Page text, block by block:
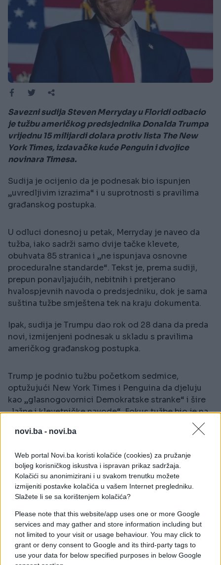
novi.ba - novi.ba
Web portal Novi.ba koristi kolačiće (cookies) za pružanje
boljeg korisničkog iskustva i ispravan prikaz sadržaja.
Kolačići su anonimizirani i u svakom trenutku možete
izmijeniti postavke kolačića u vašem Internet pregledniku.
Slažete li se sa korištenjem kolačića?
Please note that this website/app uses one or more Google
services and may gather and store information including but
not limited to your visit or usage behaviour. You may click to
grant or deny consent to Google and its third-party tags to
use your data for below specified purposes in below Google
Savezni sudija Steven Merryday u Floridi odbacio
je tužbu američkog predsjednika Donalda Trumpa
vrijednu 15 milijardi dolara protiv lista The New
York Times, izdavačke kuće Penguin i dvojice
novinara Timesa.
Sudija je ocijenio da je podnesak bio ispunjen
„uvredljivim izrazima“ i u suprotnosti s pravilima
građanskog postupka.
U odluci donesnoj u petak, Merryday je naveo da
tužba, iako sadrži samo dvije tačke klevete,
obuhvata 85 stranica i „ne ispunjava osnovne
proceduralne standarde“. Tekst je, prema sudiji,
prepun ponavljajućih, nebitnih i pretjerano
hvalospjevnih navoda o predsjedniku, dok je sama
suština tužbe smještena tek na kraju dokumenta.
Ipak, sudija je Trumpu dao rok od 28 dana da preda
novi, izmijenjeni podnesak u skladu s pravilima
američkog građanskog postupka.
Trump je podnio tužbu početkom sedmice,
optužujući New York Times i Penguina da djeluju
kao „glasnogovornici Demokratske stranke“ i šire
„lažne i klevetničke navode“. Fokus tužbe bio je na
seriji tekstova o njegovom radu na televizijskom
šou-programu The Apprentice i knjizi Lucky Loser,
bavila Trumpovim nasljedstvom i poslovima s
nekretninama.
U tužbi se osporavalo i pisanje o Trumpovom
školovanju, ranijim istragama te navodnim vezama
s mafijom i pranju novca. Iz New York Timesa su
poručili da tužba „nema pravnu osnovu“ i da
predstavlja pokušaj zastrašivanja nezavisnog
novinarstva.